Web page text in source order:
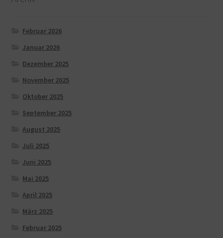
Februar 2026
Januar 2026
Dezember 2025
November 2025
Oktober 2025
September 2025
August 2025
Juli 2025
Juni 2025
Mai 2025
April 2025
März 2025
Februar 2025